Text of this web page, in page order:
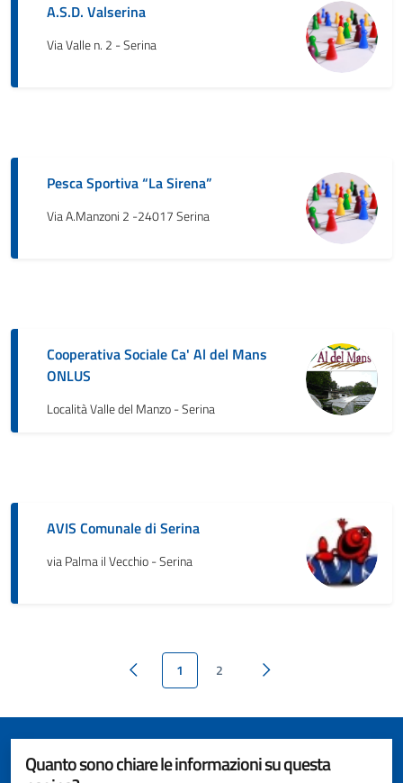
A.S.D. Valserina
Via Valle n. 2 - Serina
Pesca Sportiva “La Sirena”
Via A.Manzoni 2 -24017 Serina
Cooperativa Sociale Ca' Al del Mans
ONLUS
Località Valle del Manzo - Serina
AVIS Comunale di Serina
via Palma il Vecchio - Serina
Pagina precedente
1 2 Pagina successiva
Quanto sono chiare le informazioni su questa